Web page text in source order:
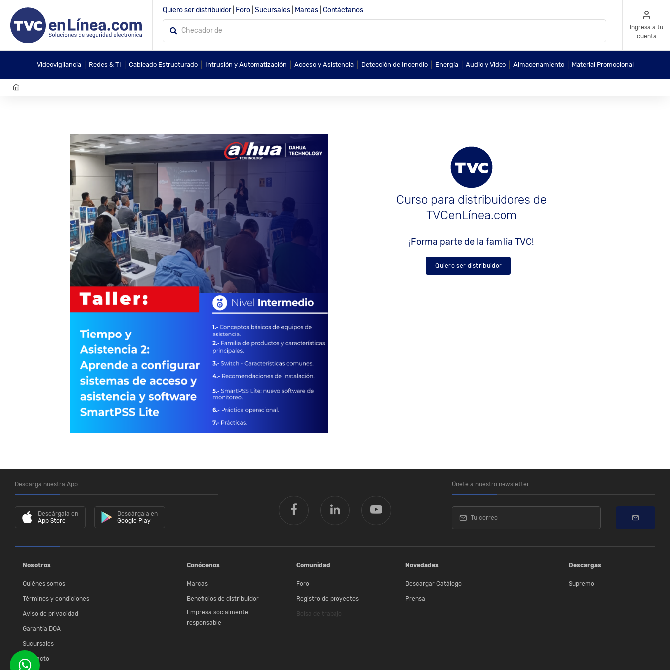
Quiero ser distribuidor Foro Sucursales Marcas Contáctanos
Ingresa a tu
cuenta
Videovigilancia Redes & TI Cableado Estructurado Intrusión y Automatización Acceso y Asistencia Detección de Incendio Energía Audio y Video Almacenamiento Material Promocional
Curso para distribuidores de
TVCenLínea.com
¡Forma parte de la familia TVC!
Quiero ser distribuidor
Descarga nuestra App
Descárgala en
App Store
Descárgala en
Google Play
Únete a nuestro newsletter
Nosotros
Quiénes somos
Términos y condiciones
Aviso de privacidad
Garantía DOA
Sucursales
Contacto
Conócenos
Marcas
Beneficios de distribuidor
Empresa socialmente
responsable
Comunidad
Foro
Registro de proyectos
Bolsa de trabajo
Novedades
Descargar Catálogo
Prensa
Descargas
Supremo